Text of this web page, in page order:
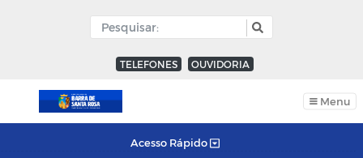
TELEFONES OUVIDORIA
Menu
Acesso Rápido